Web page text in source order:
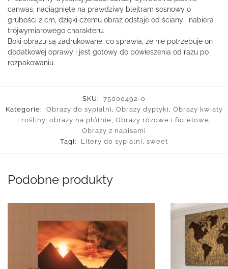
canwas, naciągnięte na prawdziwy blejtram sosnowy o
grubości 2 cm, dzięki czemu obraz odstaje od ściany i nabiera
trójwymiarowego charakteru.
Boki obrazu są zadrukowane, co sprawia, że nie potrzebuje on
dodatkowej oprawy i jest gotowy do powieszenia od razu po
rozpakowaniu.
SKU:
75000492-o
Kategorie:
Obrazy do sypialni , Obrazy dyptyki , Obrazy kwiaty
i rośliny, obrazy na płótnie, Obrazy różowe i fioletowe,
Obrazy z napisami
Tagi:
Litery do sypialni , sweet
Podobne produkty